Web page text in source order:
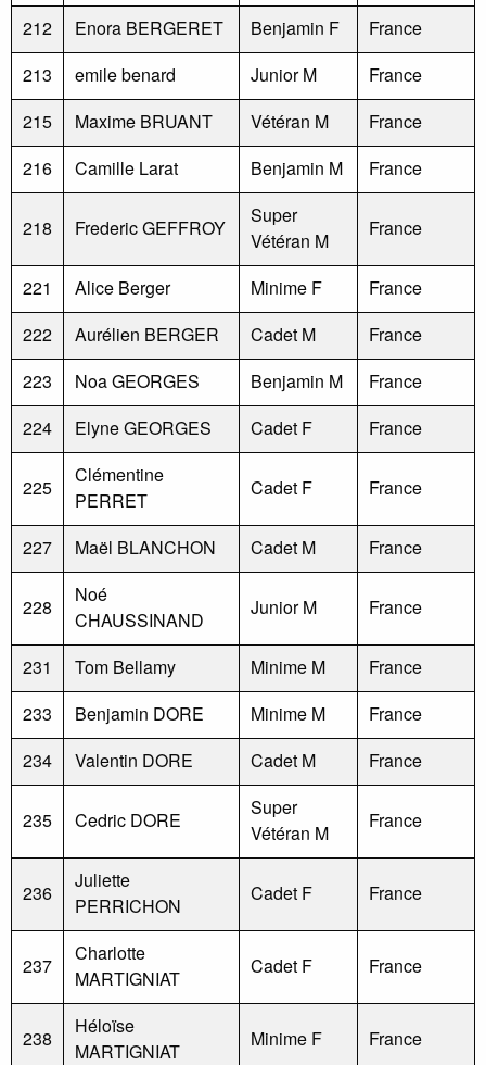
212
Enora BERGERET Benjamin F
France
213
emile benard Junior M
France
215
Maxime BRUANT Vétéran M
France
216
Camille Larat Benjamin M France
218 Frederic GEFFROY
Super
Vétéran M
France
221 Alice Berger Minime F
France
222
Aurélien BERGER Cadet M
France
223
Noa GEORGES Benjamin M
France
224
Elyne GEORGES Cadet F France
225
Clémentine
PERRET
Cadet F France
227 Maël BLANCHON Cadet M France
228
Noé
CHAUSSINAND
Junior M France
231 Tom Bellamy Minime M
France
233
Benjamin DORE Minime M
France
234
Valentin DORE Cadet M France
235 Cedric DORE
Super
Vétéran M
France
236
Juliette
PERRICHON
Cadet F France
237
Charlotte
MARTIGNIAT
Cadet F France
238
Héloïse
MARTIGNIAT
Minime F France